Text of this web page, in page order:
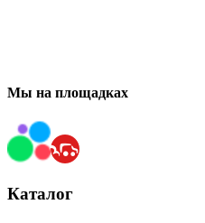
Мы на площадках
Каталог